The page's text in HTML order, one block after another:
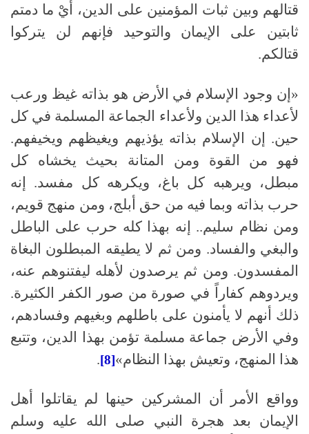
قتالهم وبين ثبات المؤمنين على الدين، أيْ ما دمتم
ثابتين على الإيمان والتوحيد فإنهم لن يتركوا
قتالكم.
«إن وجود الإسلام في الأرض هو بذاته غيظ ورعب
لأعداء هذا الدين ولأعداء الجماعة المسلمة في كل
حين. إن الإسلام بذاته يؤذيهم ويغيظهم ويخيفهم.
فهو من القوة ومن المتانة بحيث يخشاه كل
مبطل، ويرهبه كل باغ، ويكرهه كل مفسد. إنه
حرب بذاته وبما فيه من حق أبلج، ومن منهج قويم،
ومن نظام سليم.. إنه بهذا كله حرب على الباطل
والبغي والفساد. ومن ثم لا يطيقه المبطلون البغاة
المفسدون. ومن ثم يرصدون لأهله ليفتنوهم عنه،
ويردوهم كفاراً في صورة من صور الكفر الكثيرة.
ذلك أنهم لا يأمنون على باطلهم وبغيهم وفسادهم،
وفي الأرض جماعة مسلمة تؤمن بهذا الدين، وتتبع
هذا المنهج، وتعيش بهذا النظام»[8]
.
وواقع الأمر أن المشركين حينها لم يقاتلوا أهل
الإيمان بعد هجرة النبي صلى الله عليه وسلم